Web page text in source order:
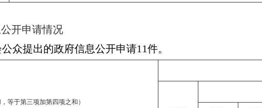
开申请情况
众提出的政府信息公开申请11件。
等于第三项加第四项之和）